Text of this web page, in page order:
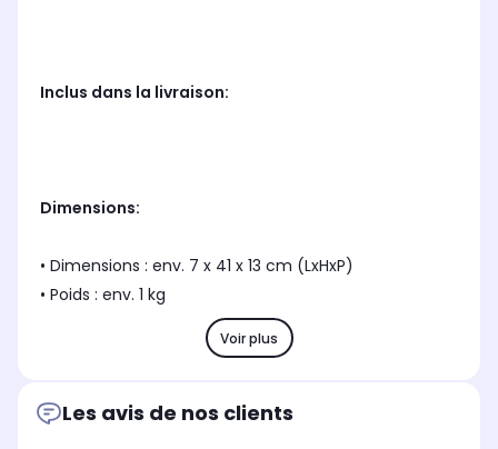
Inclus dans la livraison:
Dimensions:
• Dimensions : env. 7 x 41 x 13 cm (LxHxP)
• Poids : env. 1 kg
Voir plus
Les avis de nos clients